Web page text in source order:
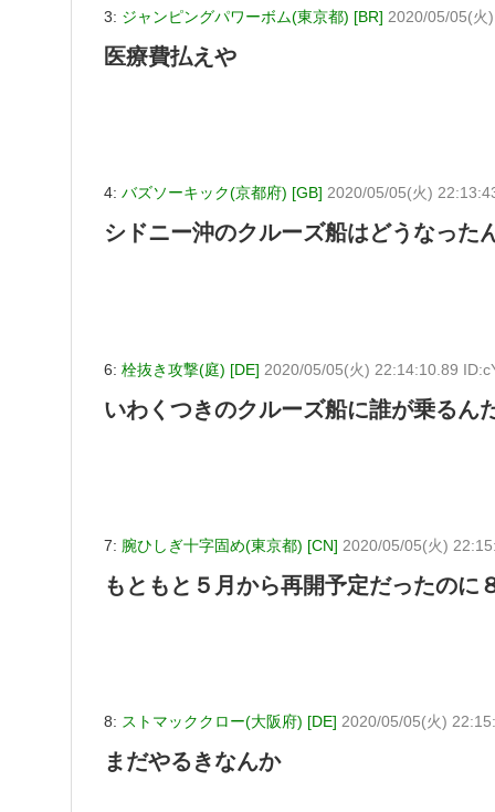
3: ジャンピングパワーボム(東京都) [BR] 2020/05/05(火
医療費払えや
4: バズソーキック(京都府) [GB] 2020/05/05(火)
シドニー沖のクルーズ船はどうなった
6: 栓抜き攻撃(庭) [DE] 2020/05/05(火) 22:14:10.89
いわくつきのクルーズ船に誰が乗るん
7: 腕ひしぎ十字固め(東京都) [CN] 2020/05/05(火)
もともと５月から再開予定だったのに
8: ストマッククロー(大阪府) [DE] 2020/05/05(火)
まだやるきなんか